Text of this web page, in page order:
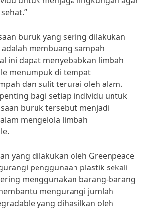
buruk yang sering dilakukan
membuang sampah
ini dapat menyebabkan limbah
menumpuk di tempat
dan sulit terurai oleh alam.
bagi setiap individu untuk
buruk tersebut menjadi
mengelola limbah
yang dilakukan oleh Greenpeace
penggunaan plastik sekali
menggunakan barang-barang
mengurangi jumlah
yang dihasilkan oleh